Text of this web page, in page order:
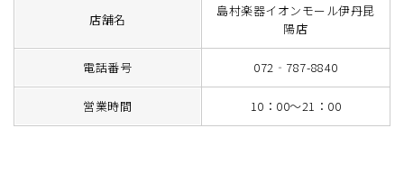
店舗名
島村楽器イオンモール伊丹昆
陽店
電話番号 072‐787-8840
営業時間 10：00～21：00